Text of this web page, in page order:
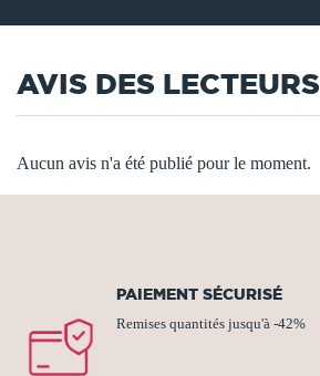
AVIS DES LECTEURS
Aucun avis n'a été publié pour le moment.
PAIEMENT SÉCURISÉ
Remises quantités jusqu'à -42%